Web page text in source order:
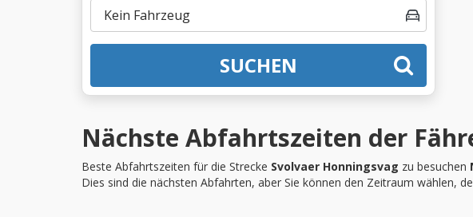
SUCHEN
Nächste Abfahrtszeiten der
Beste Abfahrtszeiten für die Strecke Svolvaer Honningsvag zu besuchen
Dies sind die nächsten Abfahrten, aber Sie können den Zeitraum wählen,